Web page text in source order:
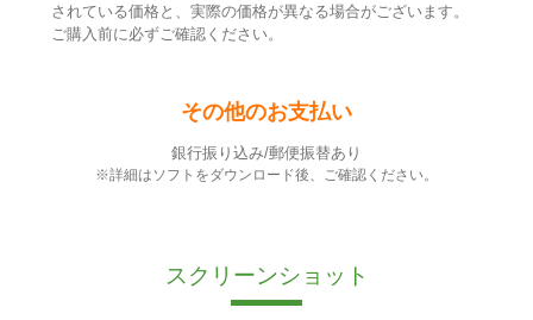
されている価格と、実際の価格が異なる場合がございます。
ご購入前に必ずご確認ください。
その他のお支払い
銀行振り込み/郵便振替あり
※詳細はソフトをダウンロード後、ご確認ください。
スクリーンショット